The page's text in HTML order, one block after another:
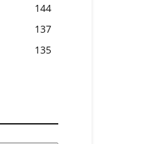
144
137
135